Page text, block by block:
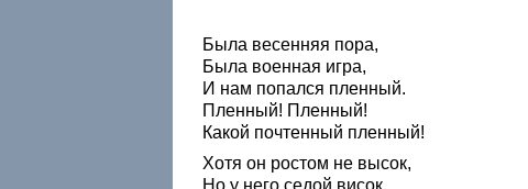
Была весенняя пора,
Была военная игра,
И нам попался пленный.
Пленный! Пленный!
Какой почтенный пленный!
Хотя он ростом не высок,
Но у него седой висок,